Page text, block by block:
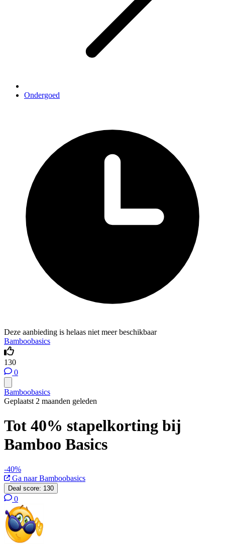
Ondergoed
Deze aanbieding is helaas niet meer beschikbaar
Bamboobasics
130
0
Bamboobasics
Geplaatst 2 maanden geleden
Tot 40% stapelkorting bij
Bamboo Basics
-40%
Ga naar Bamboobasics
Deal score: 130
0